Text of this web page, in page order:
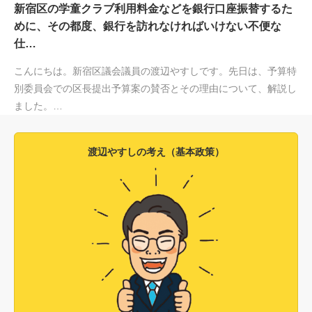
新宿区の学童クラブ利用料金などを銀行口座振替するた
めに、その都度、銀行を訪れなければいけない不便な
仕…
こんにちは。新宿区議会議員の渡辺やすしです。先日は、予算特
別委員会での区長提出予算案の賛否とその理由について、解説し
ました。…
渡辺やすしの考え（基本政策）